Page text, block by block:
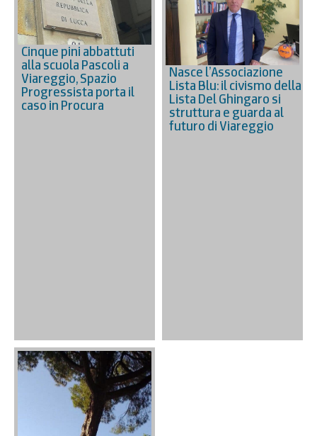
Cinque pini abbattuti
alla scuola Pascoli a
Viareggio, Spazio
Progressista porta il
caso in Procura
Nasce l’Associazione
Lista Blu: il civismo della
Lista Del Ghingaro si
struttura e guarda al
futuro di Viareggio